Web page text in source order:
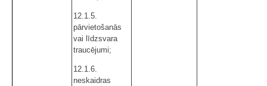
12.1.5.
pārvietošanās
vai līdzsvara
traucējumi;
12.1.6.
neskaidras